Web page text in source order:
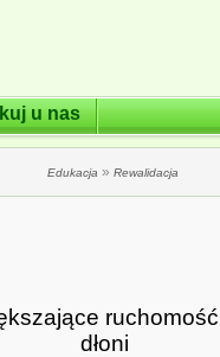
u nas
Edukacja » Rewalidacja
dłoni